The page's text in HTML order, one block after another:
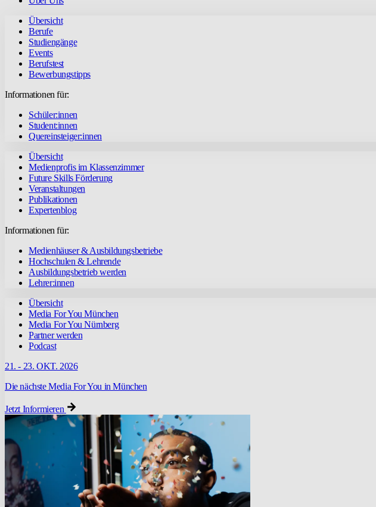
Übersicht
Berufe
Studiengänge
Events
Berufstest
Bewerbungstipps
Informationen für:
Schüler:innen
Student:innen
Quereinsteiger:innen
Übersicht
Medienprofis im Klassenzimmer
Future Skills Förderung
Veranstaltungen
Publikationen
Expertenblog
Informationen für:
Medienhäuser & Ausbildungsbetriebe
Hochschulen & Lehrende
Ausbildungsbetrieb werden
Lehrer:innen
Übersicht
Media For You München
Media For You Nürnberg
Partner werden
Podcast
21. - 23. OKT. 2026
Die nächste Media For You in München
Jetzt Informieren